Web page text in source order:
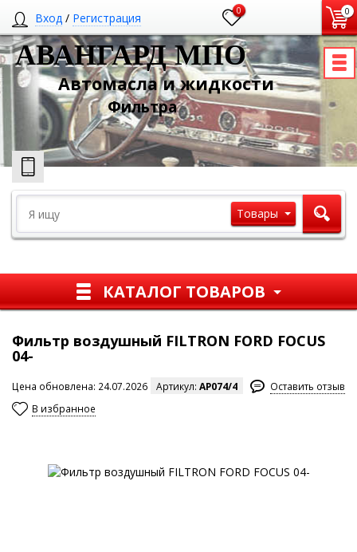
Вход / Регистрация 0 0
АВАНГАРД МПО
Автомасла и жидкости
Фильтра
Товары
КАТАЛОГ ТОВАРОВ
Фильтр воздушный FILTRON FORD FOCUS
04-
Цена обновлена: 24.07.2026 Артикул:AP074/4
Оставить отзыв
В избранное